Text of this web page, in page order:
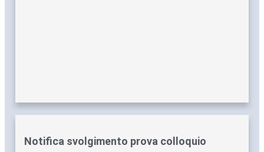
Notifica svolgimento prova colloquio